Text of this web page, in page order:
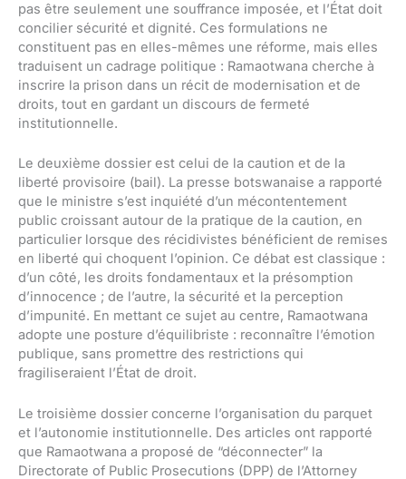
pas être seulement une souffrance imposée, et l’État doit
concilier sécurité et dignité. Ces formulations ne
constituent pas en elles-mêmes une réforme, mais elles
traduisent un cadrage politique : Ramaotwana cherche à
inscrire la prison dans un récit de modernisation et de
droits, tout en gardant un discours de fermeté
institutionnelle.
Le deuxième dossier est celui de la caution et de la
liberté provisoire (bail). La presse botswanaise a rapporté
que le ministre s’est inquiété d’un mécontentement
public croissant autour de la pratique de la caution, en
particulier lorsque des récidivistes bénéficient de remises
en liberté qui choquent l’opinion. Ce débat est classique :
d’un côté, les droits fondamentaux et la présomption
d’innocence ; de l’autre, la sécurité et la perception
d’impunité. En mettant ce sujet au centre, Ramaotwana
adopte une posture d’équilibriste : reconnaître l’émotion
publique, sans promettre des restrictions qui
fragiliseraient l’État de droit.
Le troisième dossier concerne l’organisation du parquet
et l’autonomie institutionnelle. Des articles ont rapporté
que Ramaotwana a proposé de “déconnecter” la
Directorate of Public Prosecutions (DPP) de l’Attorney